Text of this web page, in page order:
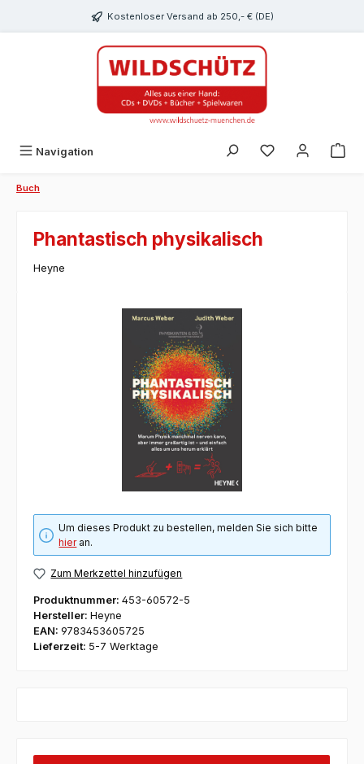
Kostenloser Versand ab 250,- € (DE)
Navigation Du hast 0
Buch
Phantastisch physikalisch
Heyne
Bildergalerie überspringen
Um dieses Produkt zu bestellen, melden Sie sich bitte
hieran.
Zum Merkzettel hinzufügen
Produktnummer: 453-60572-5
Hersteller: Heyne
EAN: 9783453605725
Lieferzeit: 5-7 Werktage